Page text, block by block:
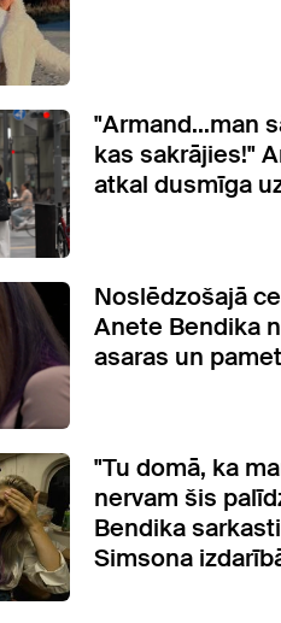
"Armand...man
kas sakrājies!"
atkal dusmīga
Noslēdzošajā
Anete Bendika
asaras un
"Tu domā, ka
nervam šis
Bendika
Simsona